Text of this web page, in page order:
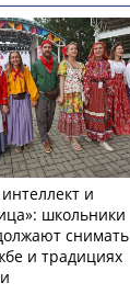
и
школьники
снимать
и традициях